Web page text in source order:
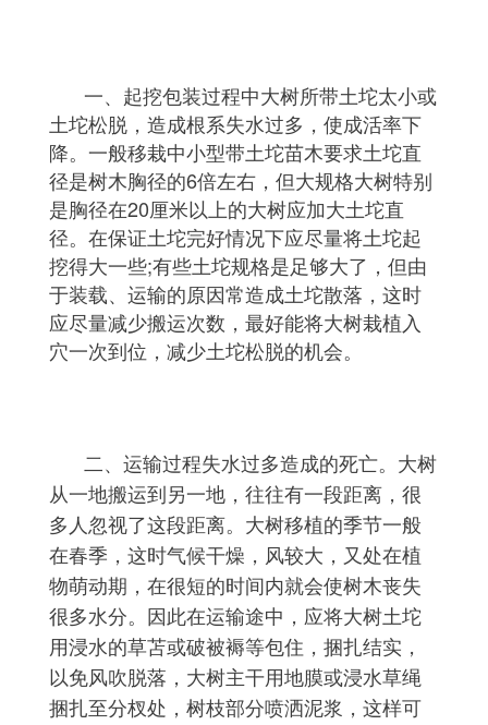
一、起挖包装过程中大树所带土坨太小或
土坨松脱，造成根系失水过多，使成活率下
降。一般移栽中小型带土坨苗木要求土坨直
径是树木胸径的6倍左右，但大规格大树特别
是胸径在20厘米以上的大树应加大土坨直
径。在保证土坨完好情况下应尽量将土坨起
挖得大一些;有些土坨规格是足够大了，但由
于装载、运输的原因常造成土坨散落，这时
应尽量减少搬运次数，最好能将大树栽植入
穴一次到位，减少土坨松脱的机会。
二、运输过程失水过多造成的死亡。大树
从一地搬运到另一地，往往有一段距离，很
多人忽视了这段距离。大树移植的季节一般
在春季，这时气候干燥，风较大，又处在植
物萌动期，在很短的时间内就会使树木丧失
很多水分。因此在运输途中，应将大树土坨
用浸水的草苫或破被褥等包住，捆扎结实，
以免风吹脱落，大树主干用地膜或浸水草绳
捆扎至分杈处，树枝部分喷洒泥浆，这样可